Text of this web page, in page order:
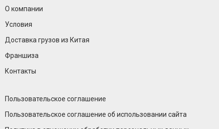
О компании
Условия
Доставка грузов из Китая
Франшиза
Контакты
Пользовательское соглашение
Пользовательское соглашение об использовании сайта